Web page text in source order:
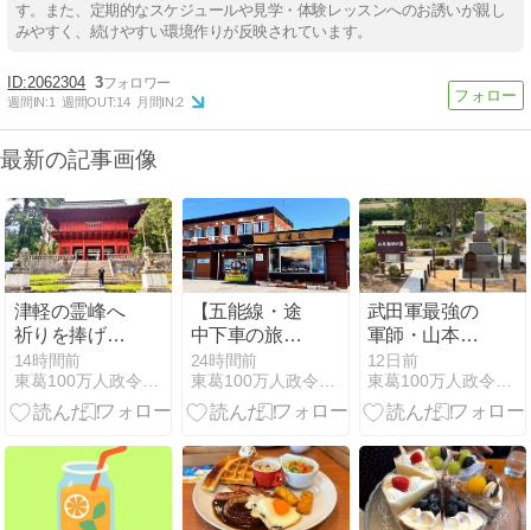
す。また、定期的なスケジュールや見学・体験レッスンへのお誘いが親し
みやすく、続けやすい環境作りが反映されています。
2062304 3
週間IN:1 週間OUT:14 月間IN:2
最新の記事画像
津軽の霊峰へ
祈りを捧げる
——弘前駅か
ら約1時間、
エネルギー満
神社」参拝記
14時間前
【五能線・途
中下車の旅】
2時間の待ち
時間で見つけ
た奇跡！深浦
クな大岩と海
に佇む恵比寿
神社☆
24時間前
武田軍最強の
軍師・山本勘
助とは？その
劇的な生涯と
お墓（史跡）
とめ
12日前